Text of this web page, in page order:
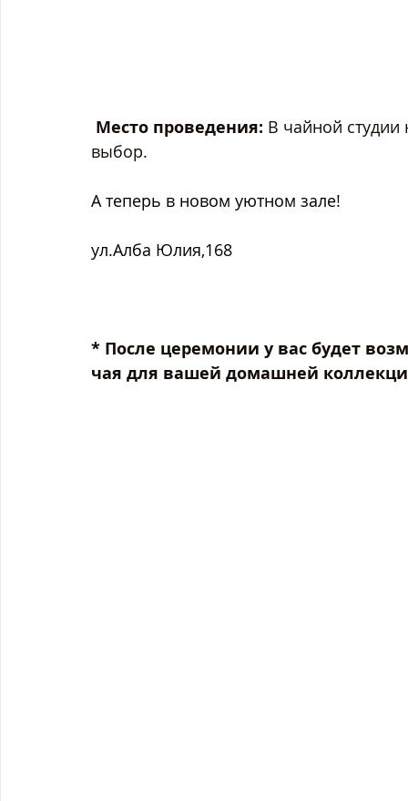
Место проведения: В чайной
выбор.
А теперь в новом уютном зале!
ул.Алба Юлия,168
* После церемонии у вас будет
чая для вашей домашней